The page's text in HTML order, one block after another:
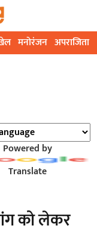
मनोरंजन अपराजिता
Powered by
Translate
को लेकर